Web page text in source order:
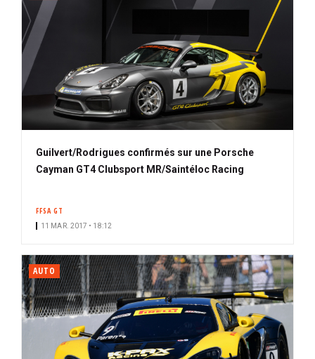
Guilvert/Rodrigues confirmés sur une Porsche
Cayman GT4 Clubsport MR/Saintéloc Racing
FFSA GT
11 MAR. 2017 • 18:12
AUTO